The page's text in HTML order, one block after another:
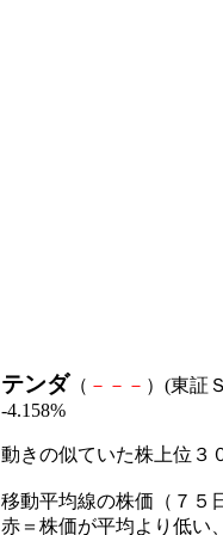
テンダ （ － － － ）(東証
-4.158%
動きの似ていた株上位３
移動平均線の株価（７５
赤＝株価が平均より低い